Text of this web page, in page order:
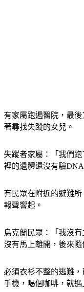
有家屬跑遍醫院，最後
失蹤者家屬：「我們跑
有民眾在附近的避難所
烏克蘭民眾：「我沒有
必須衣衫不整的逃難，